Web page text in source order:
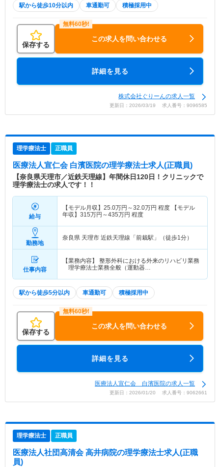
駅から徒歩10分以内 車通勤可 積極採用中
保存する
この求人を問い合わせる
詳細を見る
株式会社ぐりーんの求人一覧
更新日：2026/03/19 求人番号：9096585
理学療法士 正職員
医療法人宣仁会 白濱医院の理学療法士求人(正職員)
【奈良県天理市／近鉄天理線】年間休日120日！クリニックで
理学療法士の求人です！！
給与
【モデル月収】 25.0万円～32.0万円 程度 【モデル
年収】 315万円～435万円 程度
勤務地
奈良県 天理市 近鉄天理線「前栽駅」（徒歩1分）
仕事内容
【業務内容】 整形外科における外来のリハビリ業務
理学療法士業務全般（運動器…
駅から徒歩5分以内 車通勤可 積極採用中
保存する
この求人を問い合わせる
詳細を見る
医療法人宣仁会 白濱医院の求人一覧
更新日：2026/01/20 求人番号：9062661
理学療法士 正職員
医療法人社団高清会 高井病院の理学療法士求人(正職
員)